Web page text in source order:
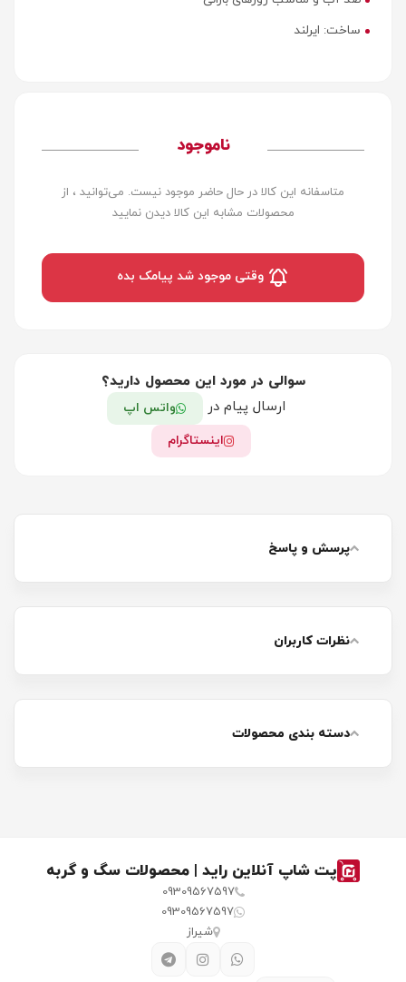
ساخت: ایرلند
ناموجود
متاسفانه این کالا در حال حاضر موجود نیست. می‌توانید ، از
محصولات مشابه این کالا دیدن نمایید
سوالی در مورد این محصول دارید؟
ارسال پیام در
واتس اپ
اینستاگرام
پرسش و پاسخ
نظرات کاربران
دسته بندی محصولات
پت شاپ آنلاین راید | محصولات سگ و گربه
09309567597
09309567597
شیراز